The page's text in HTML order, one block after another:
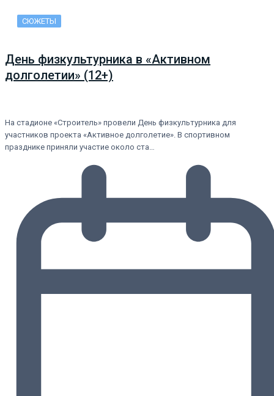
СЮЖЕТЫ
День физкультурника в «Активном
долголетии» (12+)
На стадионе «Строитель» провели День физкультурника для
участников проекта «Активное долголетие». В спортивном
празднике приняли участие около ста…